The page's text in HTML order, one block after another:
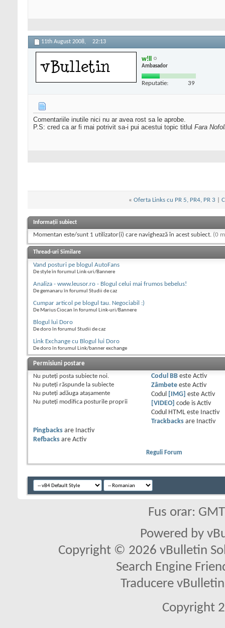
11th August 2008, 22:13
w!ll
Ambasador
Reputatie: 39
Comentariile inutile nici nu ar avea rost sa le aprobe.
P.S: cred ca ar fi mai potrivit sa-i pui acestui topic titlul Fara
« Oferta Links cu PR 5, PR4, PR 3
Informații subiect
Momentan este/sunt 1 utilizator(i) care navighează în acest subiect. (0
Thread-uri Similare
Vand posturi pe blogul AutoFans
De style în forumul Link-uri/Bannere
Analiza - www.leusor.ro - Blogul celui mai frumos bebelus!
De gemanaru în forumul Studii de caz
Cumpar articol pe blogul tau. Negociabil :)
De Marius Ciocan în forumul Link-uri/Bannere
Blogul lui Doro
De doro în forumul Studii de caz
Link Exchange cu Blogul lui Doro
De doro în forumul Link/banner exchange
Permisiuni postare
Nu puteţi posta subiecte noi.
Nu puteţi răspunde la subiecte
Nu puteţi adăuga ataşamente
Nu puteţi modifica posturile proprii
Codul BBeste Activ
Zâmbeteeste Activ
Codul
[IMG] este Activ
[VIDEO]
code is Activ
Codul HTML este
Inactiv
Trackbacksare
Inactiv
Pingbacks are
Inactiv
Refbacks are Activ
Reguli Forum
Fus orar:
Powered by
Copyright © 2026 vBulletin
Search Engine
Traducere
Copyright